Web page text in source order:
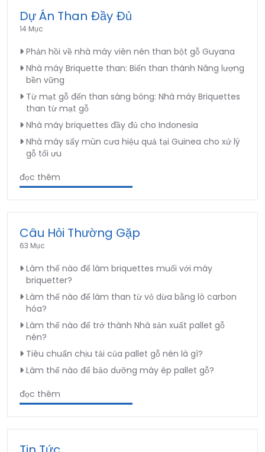
Dự Án Than Đầy Đủ
14 Mục
Phản hồi về nhà máy viên nén than bột gỗ Guyana
Nhà máy Briquette than: Biến than thành Năng lượng
bền vững
Từ mạt gỗ đến than sáng bóng: Nhà máy Briquettes
than từ mạt gỗ
Nhà máy briquettes đầy đủ cho Indonesia
Nhà máy sấy mùn cưa hiệu quả tại Guinea cho xử lý
gỗ tối ưu
đọc thêm
Câu Hỏi Thường Gặp
63 Mục
Làm thế nào để làm briquettes muối với máy
briquetter?
Làm thế nào để làm than từ vỏ dừa bằng lò carbon
hóa?
Làm thế nào để trở thành Nhà sản xuất pallet gỗ
nén?
Tiêu chuẩn chịu tải của pallet gỗ nén là gì?
Làm thế nào để bảo dưỡng máy ép pallet gỗ?
đọc thêm